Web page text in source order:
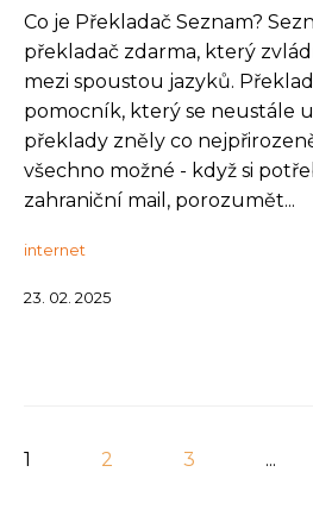
Co je Překladač Seznam?
překladač zdarma, který
mezi spoustou jazyků.
pomocník, který se neustále
překlady zněly co
všechno možné - když si
zahraniční mail, porozumět...
internet
23. 02. 2025
1 2 3 ...